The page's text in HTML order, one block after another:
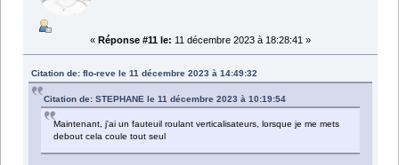
« Réponse #11 le: 11 décembre 2023 à 18:28:41 »
Citation de: flo-reve le 11 décembre 2023 à 14:49:32
Citation de: STEPHANE le 11 décembre 2023 à 10:19:54
Maintenant, j'ai un fauteuil roulant verticalisateurs, lorsque je me mets
debout cela coule tout seul